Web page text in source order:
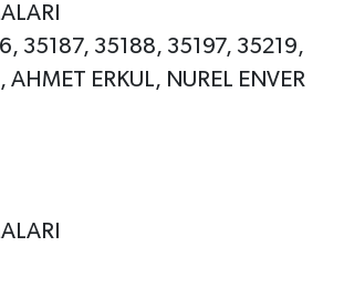
35187, 35188, 35197, 35219,
ERKUL, NUREL ENVER